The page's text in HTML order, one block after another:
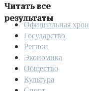
Читать все
результаты
Официальная
Государство
Регион
Экономика
Общество
Культура